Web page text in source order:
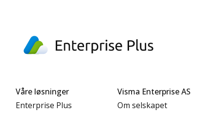
Våre løsninger
Enterprise Plus
Visma Enterprise AS
Om selskapet